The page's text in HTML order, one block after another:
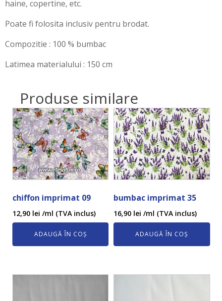
haine, copertine, etc.
Poate fi folosita inclusiv pentru brodat.
Compozitie : 100 % bumbac
Latimea materialului : 150 cm
Produse similare
chiffon imprimat 09
12,90 lei /ml (TVA inclus)
ADAUGĂ ÎN COȘ
bumbac imprimat 35
16,90 lei /ml (TVA inclus)
ADAUGĂ ÎN COȘ